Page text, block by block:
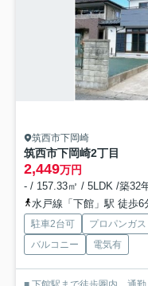
筑西市下岡崎
筑西市下岡崎2丁目
2,449万円
- / 157.33㎡ / 5LDK /築32
水戸線「下館」駅 徒歩6
駐車2台可 プロパンガス
バルコニー
電気有